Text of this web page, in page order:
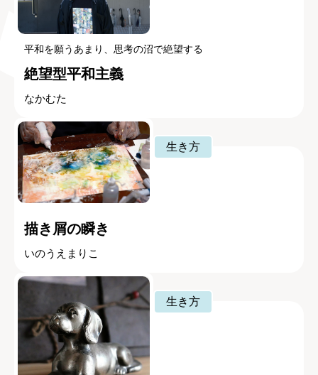
平和を願うあまり、思考の沼で絶望する
絶望型平和主義
なかむた
生き方
描き屑の瞬き
いのうえまりこ
生き方